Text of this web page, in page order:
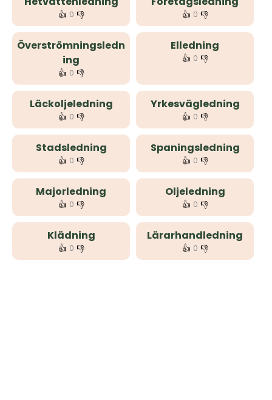
👍 0 👎 👍 0 👎
Överströmningsledn
ing
👍 0 👎
Elledning
👍 0 👎
Läckoljeledning
👍 0 👎
Yrkesvägledning
👍 0 👎
Stadsledning
👍 0 👎
Spaningsledning
👍 0 👎
Majorledning
👍 0 👎
Oljeledning
👍 0 👎
Klädning
👍 0 👎
Lärarhandledning
👍 0 👎